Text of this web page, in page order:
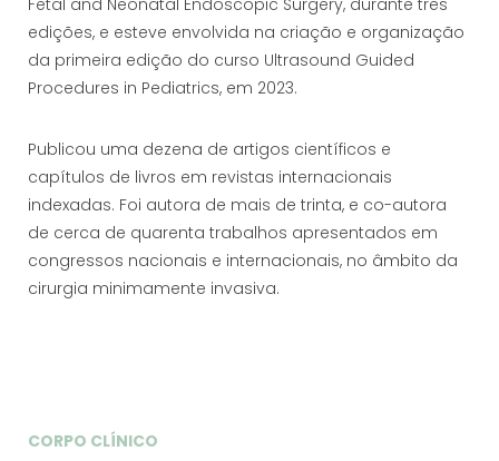
Fetal and Neonatal Endoscopic Surgery, durante três
edições, e esteve envolvida na criação e organização
da primeira edição do curso Ultrasound Guided
Procedures in Pediatrics, em 2023.
Publicou uma dezena de artigos científicos e
capítulos de livros em revistas internacionais
indexadas. Foi autora de mais de trinta, e co-autora
de cerca de quarenta trabalhos apresentados em
congressos nacionais e internacionais, no âmbito da
cirurgia minimamente invasiva.
CORPO CLÍNICO